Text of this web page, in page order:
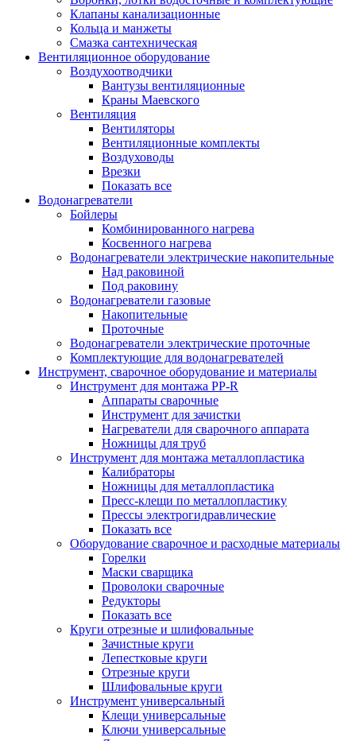
Клапаны канализационные
Кольца и манжеты
Смазка сантехническая
Вентиляционное оборудование
Воздухоотводчики
Вантузы вентиляционные
Краны Маевского
Вентиляция
Вентиляторы
Вентиляционные комплекты
Воздуховоды
Врезки
Показать все
Водонагреватели
Бойлеры
Комбинированного нагрева
Косвенного нагрева
Водонагреватели электрические накопительные
Над раковиной
Под раковину
Водонагреватели газовые
Накопительные
Проточные
Водонагреватели электрические проточные
Комплектующие для водонагревателей
Инструмент, сварочное оборудование и материалы
Инструмент для монтажа PP-R
Аппараты сварочные
Инструмент для зачистки
Нагреватели для сварочного аппарата
Ножницы для труб
Инструмент для монтажа металлопластика
Калибраторы
Ножницы для металлопластика
Пресс-клещи по металлопластику
Прессы электрогидравлические
Показать все
Оборудование сварочное и расходные материалы
Горелки
Маски сварщика
Проволоки сварочные
Редукторы
Показать все
Круги отрезные и шлифовальные
Зачистные круги
Лепестковые круги
Отрезные круги
Шлифовальные круги
Инструмент универсальный
Клещи универсальные
Ключи универсальные